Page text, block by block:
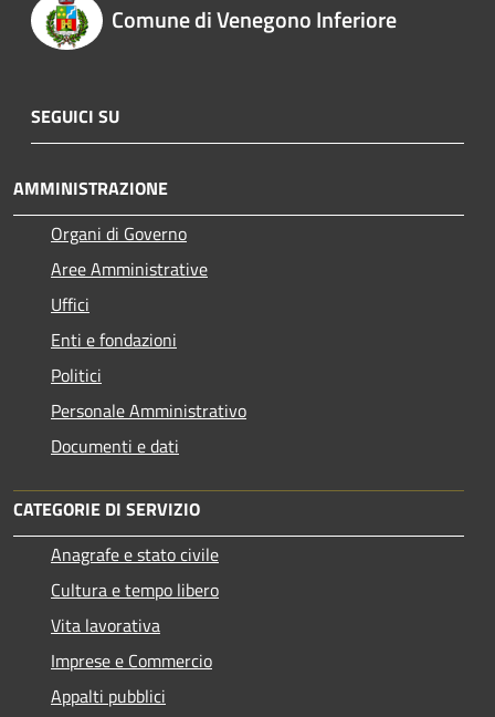
Comune di Venegono Inferiore
SEGUICI SU
AMMINISTRAZIONE
Organi di Governo
Aree Amministrative
Uffici
Enti e fondazioni
Politici
Personale Amministrativo
Documenti e dati
CATEGORIE DI SERVIZIO
Anagrafe e stato civile
Cultura e tempo libero
Vita lavorativa
Imprese e Commercio
Appalti pubblici